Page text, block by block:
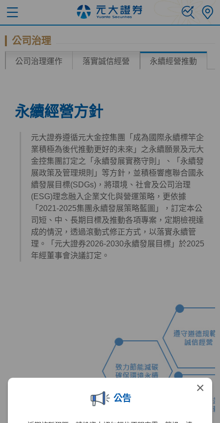
×
公告
公司治理
公司治理運作 落實誠信經營 永續經營推動
永續經營方針
元大證券遵循元大金控集團「成為國際永續標竿企
業積極為後代推動更好的未來」之永續願景及元大
金控集團訂定之「永續發展實務守則」、「永續發
展政策及管理規則」等方針，並積極響應聯合國永
續發展目標(SDGs)，將環境、社會及公司治理
(ESG)理念融入企業文化與營運策略，更依據
「2021-2025集團永續發展策略藍圖」，訂定本公
司短、中、長期目標及推動各項專案，定期檢視達
成的情況，透過滾動式修正方式，以落實永續管
理。「元大證券2026-2030永續發展目標」於2025
年經董事會決議訂定。